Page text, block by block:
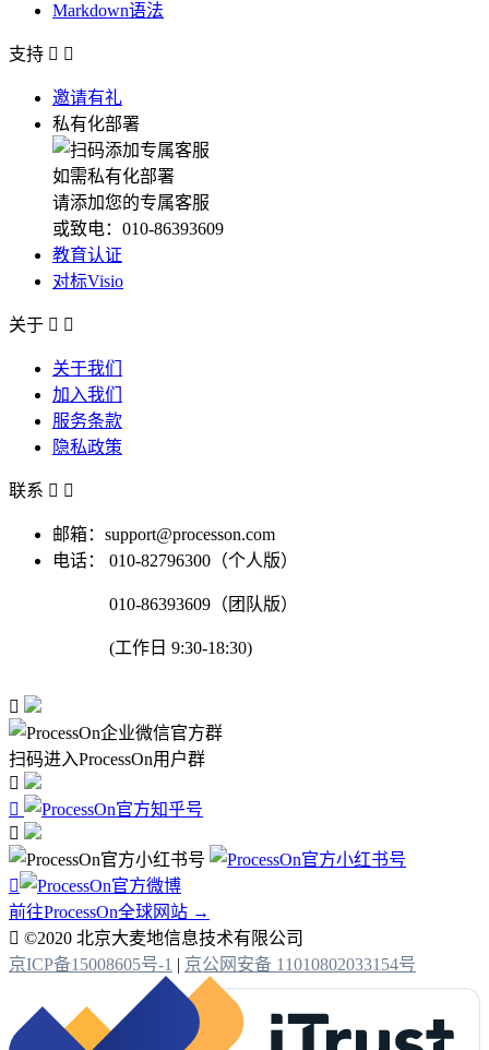
Markdown语法
支持  
邀请有礼
私有化部署
如需私有化部署
请添加您的专属客服
或致电：010-86393609
教育认证
对标Visio
关于  
关于我们
加入我们
服务条款
隐私政策
联系  
邮箱：support@processon.com
电话：
010-82796300（个人版）
010-86393609（团队版）
(工作日 9:30-18:30)

扫码进入ProcessOn用户群




前往ProcessOn全球网站 →
 ©2020 北京大麦地信息技术有限公司
京ICP备15008605号-1 | 京公网安备 11010802033154号